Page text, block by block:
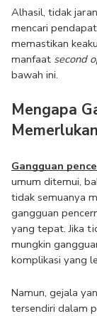
Alhasil, tidak
mencari
memastikan
manfaat second
bawah ini.
Mengapa
Memerlukan
Gangguan
umum ditemui,
tidak semuanya
gangguan
yang tepat. Jika
mungkin
komplikasi yang
Namun, gejala
tersendiri dalam